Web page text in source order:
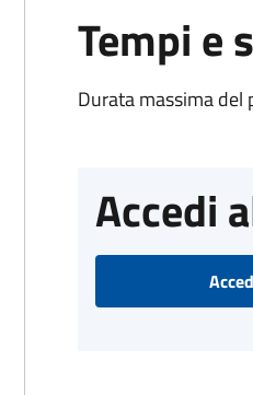
Tempi e
Durata massima
Accedi